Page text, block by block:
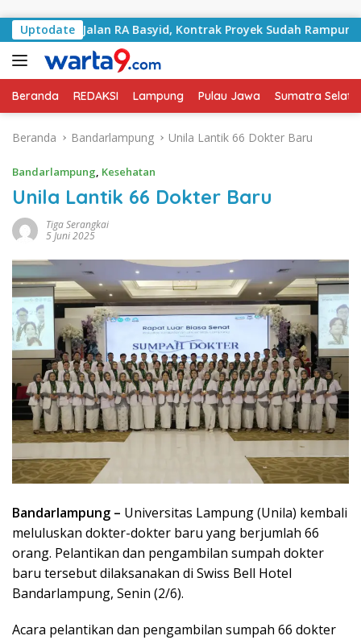
Uptodate
Jalan RA Basyid, Kontrak Proyek Sudah Rampung
Beranda REDAKSI Lampung Pulau Jawa Sumatra
Beranda Bandarlampung Unila Lantik 66 Dokter Baru
Bandarlampung, Kesehatan
Unila Lantik 66 Dokter Baru
Tiga Serangkai
5 Juni 2025
Bandarlampung – Universitas Lampung (Unila) kembali
meluluskan dokter-dokter baru yang berjumlah 66
orang. Pelantikan dan pengambilan sumpah dokter
baru tersebut dilaksanakan di Swiss Bell Hotel
Bandarlampung, Senin (2/6).
Acara pelantikan dan pengambilan sumpah 66 dokter